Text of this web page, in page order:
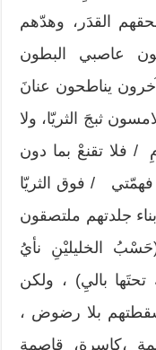
القدَر، وهدّهم
عاصبي البطون
يناطحون عنانَ
ثبجَ الثريّا، ولا
تقنعْ بما دون
فهمّتي / فوق الثريّا
جلدتهم ملتصقون
الخليليْنِ نأيُ
باليِ) ، ولكن
بلا رضوض ،
،كاسرة، قاصمة